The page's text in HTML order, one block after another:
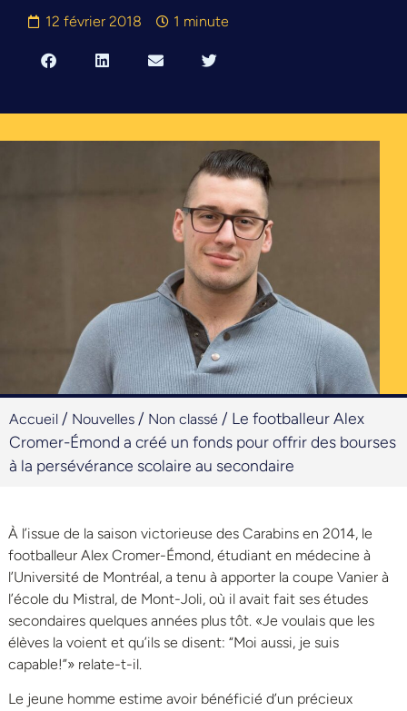
12 février 2018 1 minute
Accueil / Nouvelles / Non classé / Le footballeur Alex
Cromer-Émond a créé un fonds pour offrir des bourses
à la persévérance scolaire au secondaire
À l’issue de la saison victorieuse des Carabins en 2014, le
footballeur Alex Cromer-Émond, étudiant en médecine à
l’Université de Montréal, a tenu à apporter la coupe Vanier à
l’école du Mistral, de Mont-Joli, où il avait fait ses études
secondaires quelques années plus tôt. «Je voulais que les
élèves la voient et qu’ils se disent: “Moi aussi, je suis
capable!”» relate-t-il.
Le jeune homme estime avoir bénéficié d’un précieux